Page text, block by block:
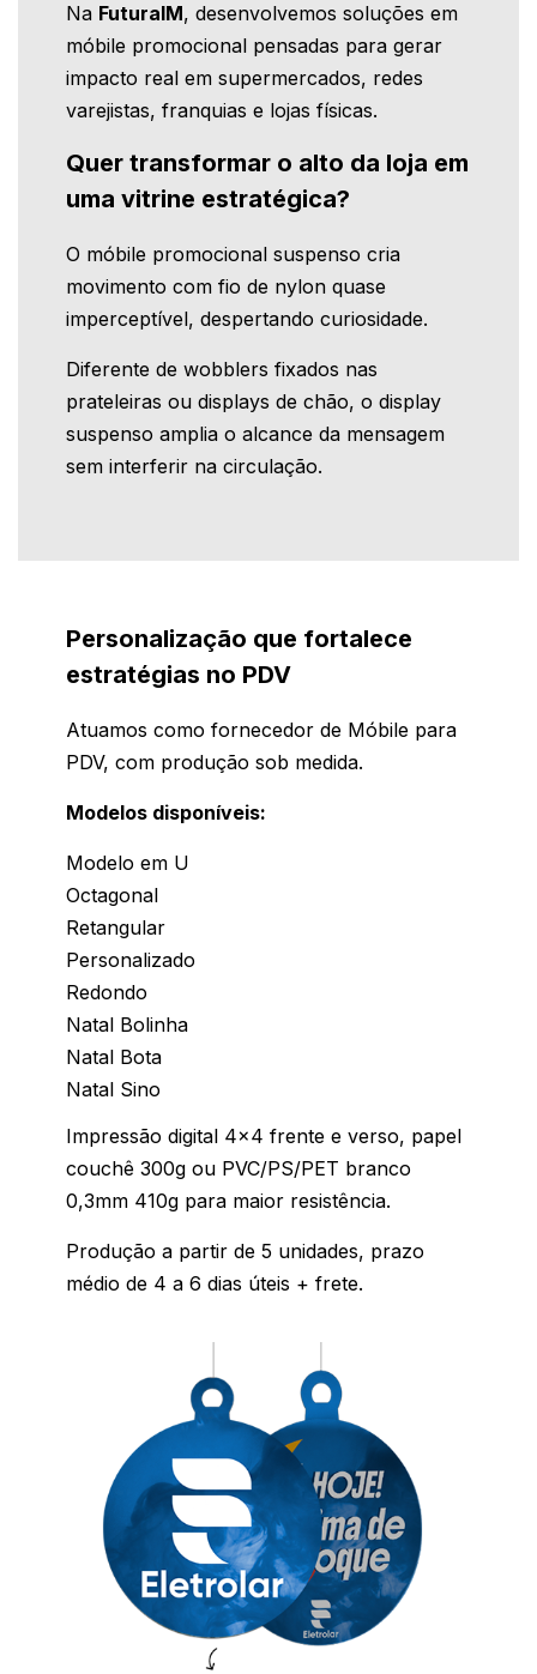
Na FuturaIM, desenvolvemos soluções em
móbile promocional pensadas para gerar
impacto real em supermercados, redes
varejistas, franquias e lojas físicas.
Quer transformar o alto da loja em
uma vitrine estratégica?
O móbile promocional suspenso cria
movimento com fio de nylon quase
imperceptível, despertando curiosidade.
Diferente de wobblers fixados nas
prateleiras ou displays de chão, o display
suspenso amplia o alcance da mensagem
sem interferir na circulação.
Personalização que fortalece
estratégias no PDV
Atuamos como fornecedor de Móbile para
PDV, com produção sob medida.
Modelos disponíveis:
Modelo em U
Octagonal
Retangular
Personalizado
Redondo
Natal Bolinha
Natal Bota
Natal Sino
Impressão digital 4x4 frente e verso, papel
couchê 300g ou PVC/PS/PET branco
0,3mm 410g para maior resistência.
Produção a partir de 5 unidades, prazo
médio de 4 a 6 dias úteis + frete.